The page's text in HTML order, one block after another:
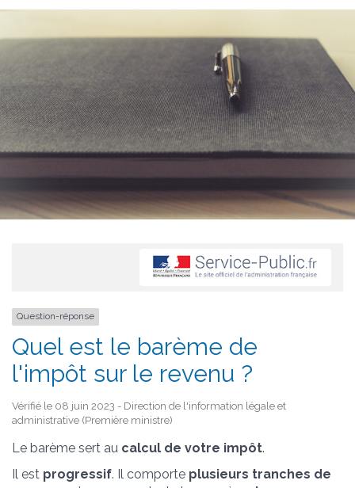
Question-réponse
Quel est le barème de
l'impôt sur le revenu ?
Vérifié le 08 juin 2023 - Direction de l'information légale et
administrative (Première ministre)
Le barème sert au calcul de votre impôt.
Il est progressif. Il comporte plusieurs tranches de